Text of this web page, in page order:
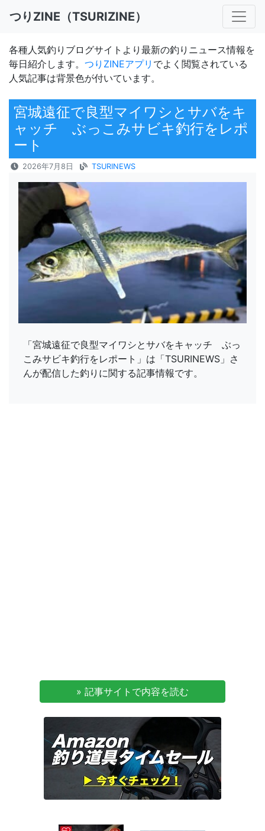
つりZINE（TSURIZINE）
各種人気釣りブログサイトより最新の釣りニュース情報を
毎日紹介します。 つりZINEアプリ でよく閲覧されている
人気記事は背景色が付いています。
宮城遠征で良型マイワシとサバをキ
ャッチ ぶっこみサビキ釣行をレポ
ート
2026年7月8日 TSURINEWS
「宮城遠征で良型マイワシとサバをキャッチ ぶっ
こみサビキ釣行をレポート」は「TSURINEWS」さ
んが配信した釣りに関する記事情報です。
» 記事サイトで内容を読む